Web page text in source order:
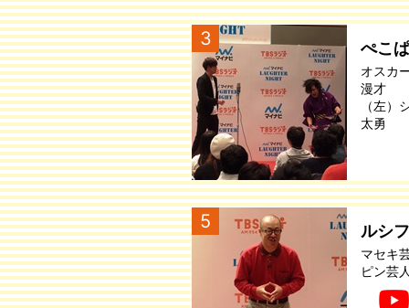
3 ぺこぱ
オスカ
漫才
（左
太勇
5 ルシ
マセキ
ピン芸